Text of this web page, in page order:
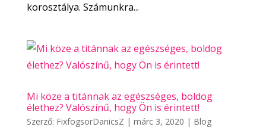
korosztálya. Számunkra...
Mi köze a titánnak az egészséges, boldog
élethez? Valószínű, hogy Ön is érintett!
Szerző: FixfogsorDanicsZ | márc 3, 2020 | Blog